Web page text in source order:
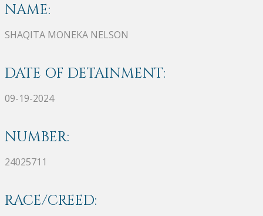
NAME:
SHAQITA MONEKA NELSON
DATE OF DETAINMENT:
09-19-2024
NUMBER:
24025711
RACE/CREED: